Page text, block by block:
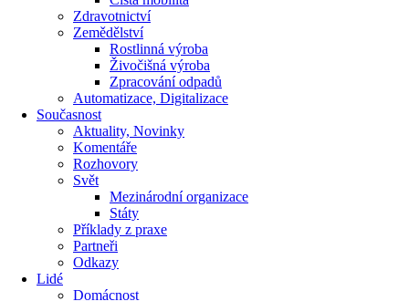
Zdravotnictví
Zemědělství
Rostlinná výroba
Živočišná výroba
Zpracování odpadů
Automatizace, Digitalizace
Současnost
Aktuality, Novinky
Komentáře
Rozhovory
Svět
Mezinárodní organizace
Státy
Příklady z praxe
Partneři
Odkazy
Lidé
Domácnost